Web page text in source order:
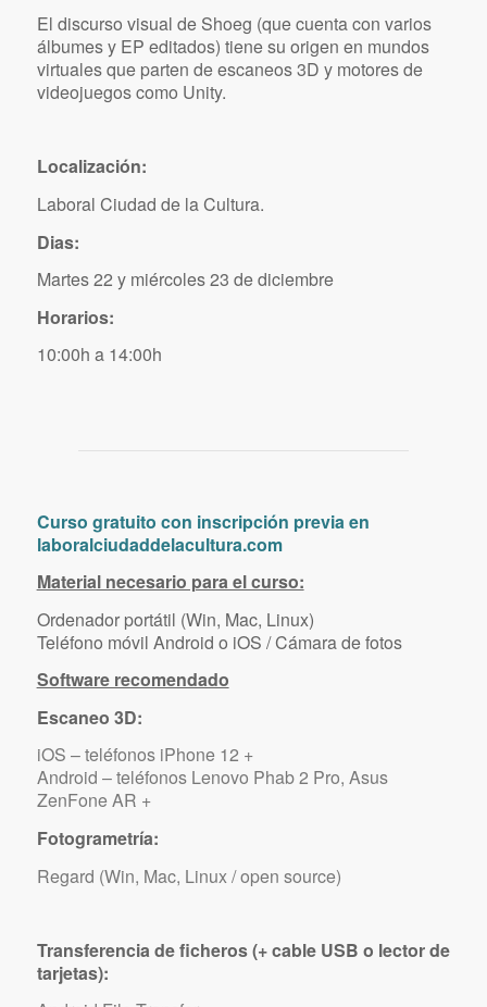
El discurso visual de Shoeg (que cuenta con varios
álbumes y EP editados) tiene su origen en mundos
virtuales que parten de escaneos 3D y motores de
videojuegos como Unity.
Localización:
Laboral Ciudad de la Cultura.
Dias:
Martes 22 y miércoles 23 de diciembre
Horarios:
10:00h a 14:00h
Curso gratuito con inscripción previa en
laboralciudaddelacultura.com
Material necesario para el curso:
Ordenador portátil (Win, Mac, Linux)
Teléfono móvil Android o iOS / Cámara de fotos
Software recomendado
Escaneo 3D:
iOS – teléfonos iPhone 12 +
Android – teléfonos Lenovo Phab 2 Pro, Asus
ZenFone AR +
Fotogrametría:
Regard (Win, Mac, Linux / open source)
Transferencia de ficheros (+ cable USB o lector de
tarjetas):